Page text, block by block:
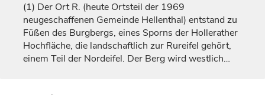
(1) Der Ort R. (heute Ortsteil der 1969
neugeschaffenen Gemeinde Hellenthal) entstand zu
Füßen des Burgbergs, eines Sporns der Hollerather
Hochfläche, die landschaftlich zur Rureifel gehört,
einem Teil der Nordeifel. Der Berg wird westlich…